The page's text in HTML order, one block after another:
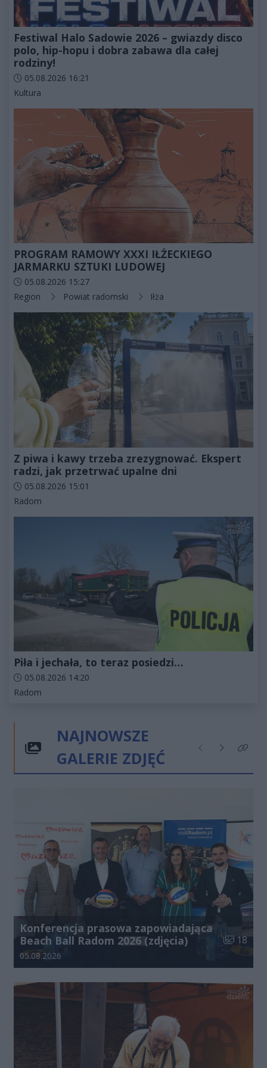
Festiwal Halo Sadowie 2026 – gwiazdy disco
polo, hip-hopu i dobra zabawa dla całej
rodziny!
Data dodania artykułu:
05.08.2026 16:21
Kategorie artykułu:
Kultura
PROGRAM RAMOWY XXXI IŁŻECKIEGO
JARMARKU SZTUKI LUDOWEJ
Data dodania artykułu:
05.08.2026 15:27
Kategorie artykułu:
Region Powiat radomski Iłża
Z piwa i kawy trzeba zrezygnować. Ekspert
radzi, jak przetrwać upalne dni
Data dodania artykułu:
05.08.2026 15:01
Kategorie artykułu:
Radom
Piła i jechała, to teraz posiedzi…
Data dodania artykułu:
05.08.2026 14:20
Kategorie artykułu:
Radom
NAJNOWSZE
GALERIE ZDJĘĆ
Poprzednie
NastępneKliknij
Konferencja prasowa zapowiadająca
Beach Ball Radom 2026 (zdjęcia)
Liczba
18
Data dodania galerii:
05.08.2026